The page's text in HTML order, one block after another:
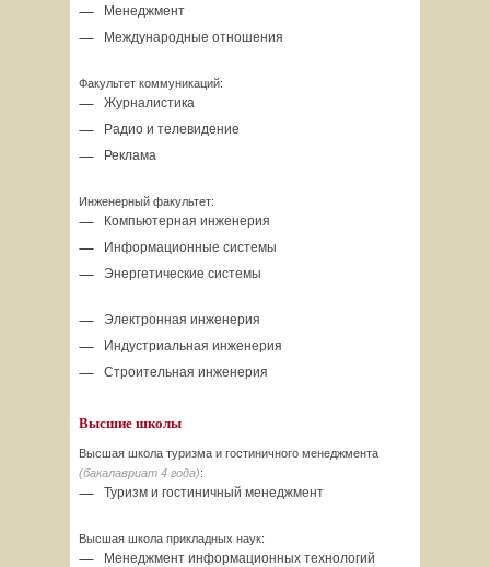
Менеджмент
Международные отношения
Факультет коммуникаций:
Журналистика
Радио и телевидение
Реклама
Инженерный факультет:
Компьютерная инженерия
Информационные системы
Энергетические системы
Электронная инженерия
Индустриальная инженерия
Строительная инженерия
Высшие школы
Высшая школа туризма и гостиничного менеджмента
(бакалавриат 4 года):
Туризм и гостиничный менеджмент
Высшая школа прикладных наук:
Менеджмент информационных технологий